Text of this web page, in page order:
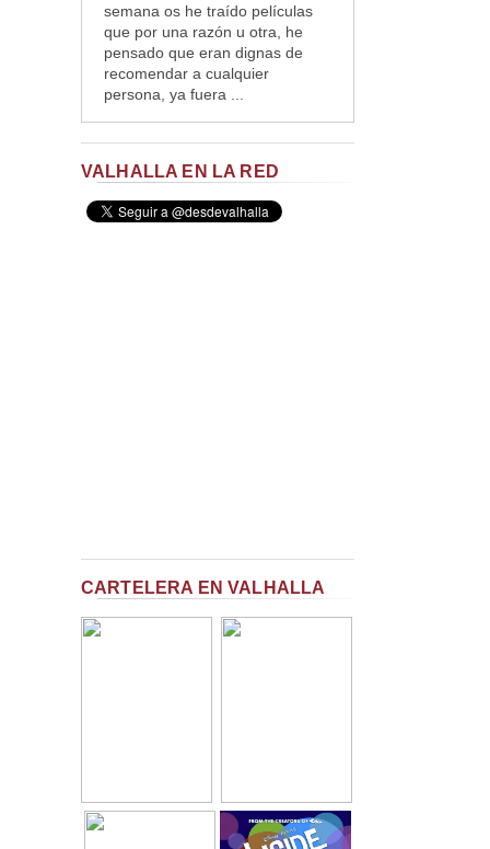
semana os he traído películas
que por una razón u otra, he
pensado que eran dignas de
recomendar a cualquier
persona, ya fuera ...
VALHALLA EN LA RED
CARTELERA EN VALHALLA